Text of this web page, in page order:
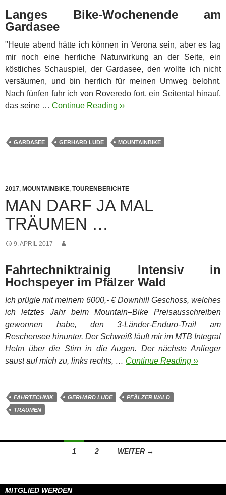
Langes Bike-Wochenende am
Gardasee
"Heute abend hätte ich können in Verona sein, aber es lag
mir noch eine herrliche Naturwirkung an der Seite, ein
köstliches Schauspiel, der Gardasee, den wollte ich nicht
versäumen, und bin herrlich für meinen Umweg belohnt.
Nach fünfen fuhr ich von Roveredo fort, ein Seitental hinauf,
das seine … Continue Reading ››
GARDASEE GERHARD LUDE MOUNTAINBIKE
2017, MOUNTAINBIKE, TOURENBERICHTE
MAN DARF JA MAL
TRÄUMEN …
9. APRIL 2017
Fahrtechniktrainig Intensiv in
Hochspeyer im Pfälzer Wald
Ich prügle mit meinem 6000,- € Downhill Geschoss, welches
ich letztes Jahr beim Mountain–Bike Preisausschreiben
gewonnen habe, den 3-Länder-Enduro-Trail am
Reschensee hinunter. Der Schweiß läuft mir im MTB Integral
Helm über die Stirn in die Augen. Der nächste Anlieger
saust auf mich zu, links rechts, … Continue Reading ››
FAHRTECHNIK GERHARD LUDE
PFÄLZER WALD
TRÄUMEN
Beitragsnavigation
1 2 WEITER →
MITGLIED WERDEN